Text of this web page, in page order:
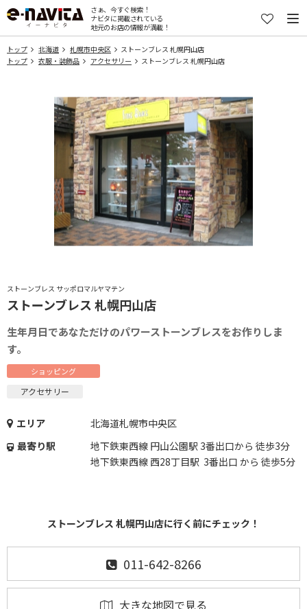
さぁ、今すぐ検索！
ナビタに掲載されている
地元のお店の情報が満載！
トップ 北海道 札幌市中央区
ストーンブレス 札幌円山店
トップ
衣服・装飾品 アクセサリー ストーンブレス 札幌円山店
ストーンブレス サッポロマルヤマテン
ストーンブレス 札幌円山店
生年月日であなただけのパワーストーンブレスをお作りしま
す。
ショッピング
アクセサリー
エリア
北海道札幌市中央区
最寄り駅
地下鉄東西線 円山公園駅 3番出口から 徒歩3分
地下鉄東西線 西28丁目駅 3番出口 から 徒歩5分
ストーンブレス 札幌円山店に行く前にチェック！
011-642-8266
大きな地図で見る